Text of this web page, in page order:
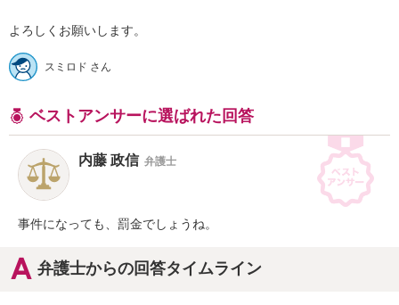
よろしくお願いします。
スミロド さん
ベストアンサーに選ばれた回答
内藤 政信 弁護士
事件になっても、罰金でしょうね。
弁護士からの回答タイムライン